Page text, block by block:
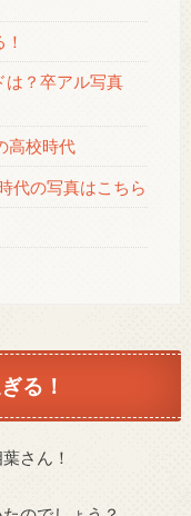
は？卒アル写真
高校時代
代の写真はこちら
る！
さん！